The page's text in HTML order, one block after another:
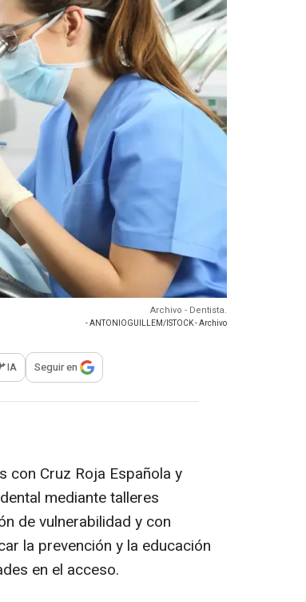
Archivo - Dentista.
- ANTONIOGUILLEM/ISTOCK - Archivo
para compartir
IA Seguir en
con Cruz Roja Española y
mediante talleres
de vulnerabilidad y con
la prevención y la educación
en el acceso.